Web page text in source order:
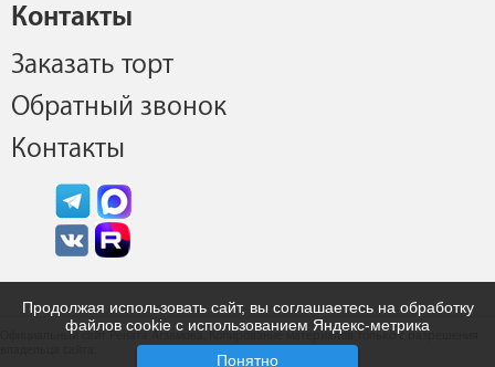
Контакты
Заказать торт
Обратный звонок
Контакты
Официальный сайт Рената Агзамова. Копирование материалов только с разрешения
Продолжая использовать сайт, вы соглашаетесь на обработку
файлов cookie с использованием Яндекс-метрика
Понятно